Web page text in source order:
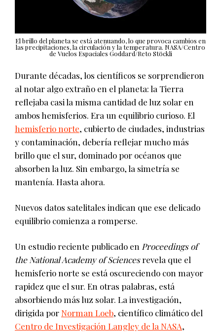
El brillo del planeta se está atenuando, lo que provoca cambios en
las precipitaciones, la circulación y la temperatura. NASA/Centro
de Vuelos Espaciales Goddard/Reto Stöckli
Durante décadas, los científicos se sorprendieron
al notar algo extraño en el planeta: la Tierra
reflejaba casi la misma cantidad de luz solar en
ambos hemisferios. Era un equilibrio curioso. El
hemisferio norte, cubierto de ciudades, industrias
y contaminación, debería reflejar mucho más
brillo que el sur, dominado por océanos que
absorben la luz. Sin embargo, la simetría se
mantenía. Hasta ahora.
Nuevos datos satelitales indican que ese delicado
equilibrio comienza a romperse.
Un estudio reciente publicado en Proceedings of
the National Academy of Sciencesrevela que el
hemisferio norte se está oscureciendo con mayor
rapidez que el sur. En otras palabras, está
absorbiendo más luz solar. La investigación,
dirigida porNorman Loeb, científico climático del
Centro de Investigación Langley de la NASA,